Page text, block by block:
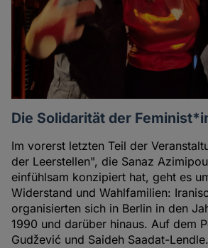
Die Solidarität der
Im vorerst letzten Teil der
der Leerstellen", die Sanaz
einfühlsam konzipiert hat, geht es
Widerstand und Wahlfamilien:
organisierten sich in Berlin in den
1990 und darüber hinaus. Auf dem
Gudžević und Saideh Saadat-Lendle.